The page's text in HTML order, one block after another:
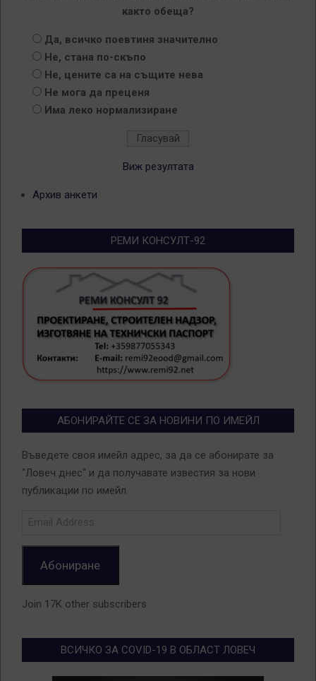
както обеща?
Да, всичко поевтиня значително
Не, стана по-скъпо
Не, цените са на същите нева
Не мога да преценя
Има леко нормализиране
Виж резултата
Архив анкети
РЕМИ КОНСУЛТ-92
АБОНИРАЙТЕ СЕ ЗА НОВИНИ ПО ИМЕЙЛ
Въведете своя имейл адрес, за да се абонирате за
"Ловеч днес" и да получавате известия за нови
публикации по имейл.
Абониране
Join 17K other subscribers
ВСИЧКО ЗА COVID-19 В ОБЛАСТ ЛОВЕЧ